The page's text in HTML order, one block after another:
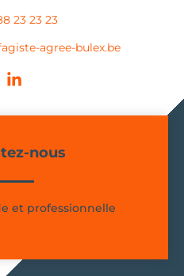
23 23 23
agree-bulex.be
nous
et professionnelle